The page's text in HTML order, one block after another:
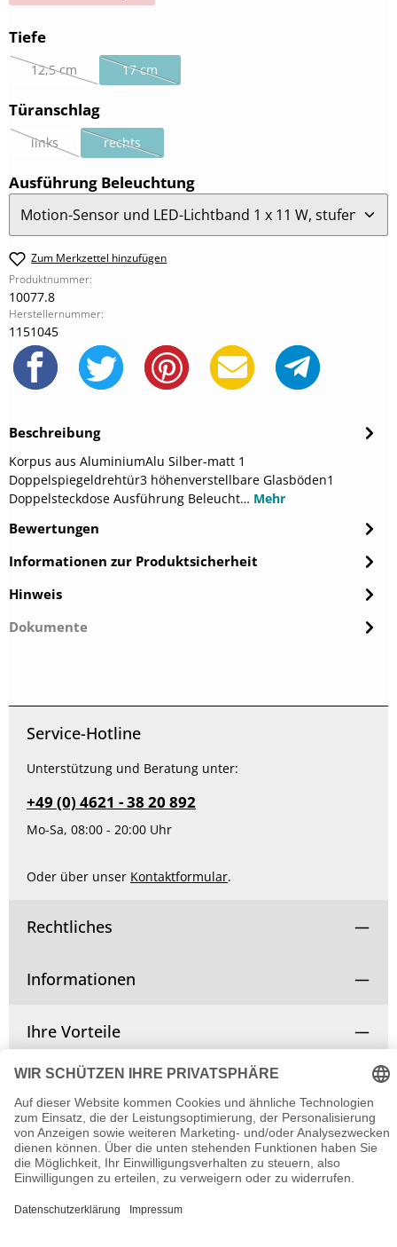
Tiefeauswählen
12,5 cm
(Diese Option ist zurzeit nicht verfügbar.)
17 cm
(Diese Option ist zurzeit nicht verfügbar.)
Türanschlagauswählen
links
(Diese Option ist zurzeit nicht verfügbar.)
rechts
(Diese Option ist zurzeit nicht verfügbar.)
Ausführung Beleuchtungauswählen
Zum Merkzettel hinzufügen
Produktnummer:
10077.8
Herstellernummer:
1151045
Beschreibung
Korpus aus AluminiumAlu Silber-matt 1
Doppelspiegeldrehtür3 höhenverstellbare Glasböden1
Doppelsteckdose Ausführung Beleucht… Mehr
Bewertungen
Informationen zur Produktsicherheit
Hinweis
Dokumente
Service-Hotline
Unterstützung und Beratung unter:
+49 (0) 4621 - 38 20 892
Mo-Sa, 08:00 - 20:00 Uhr
Oder über unser Kontaktformular.
Rechtliches
Informationen
Ihre Vorteile
Vertrag widerrufen